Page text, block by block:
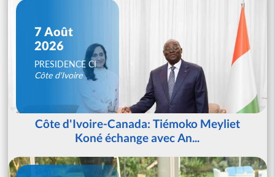
7 Août
2026
PRESIDENCE CI
Côte d'Ivoire
Côte d'Ivoire-Canada: Tiémoko Meyliet
Koné échange avec An...